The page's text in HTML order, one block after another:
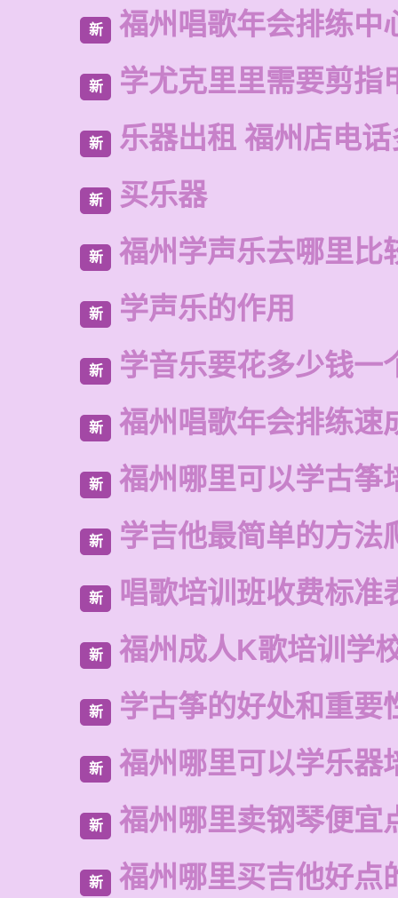
新 福州唱歌年会排练中
新 学尤克里里需要剪指
新 乐器出租 福州店电
新 买乐器
新 福州学声乐去哪里比
新 学声乐的作用
新 学音乐要花多少钱一
新 福州唱歌年会排练速
新 福州哪里可以学古筝
新 学吉他最简单的方法
新 唱歌培训班收费标准
新 福州成人K歌培训学
新 学古筝的好处和重要
新 福州哪里可以学乐器
新 福州哪里卖钢琴便宜
新 福州哪里买吉他好点